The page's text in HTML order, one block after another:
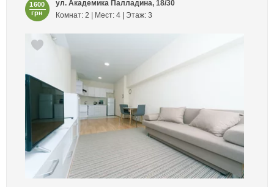
1600
грн
ул. Академика Палладина, 18/30
Комнат: 2 | Мест: 4 | Этаж: 3